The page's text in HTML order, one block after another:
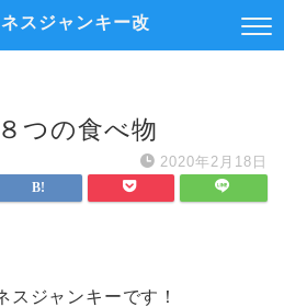
スジャンキー改
つの食べ物
2020年2月18日
スジャンキーです！